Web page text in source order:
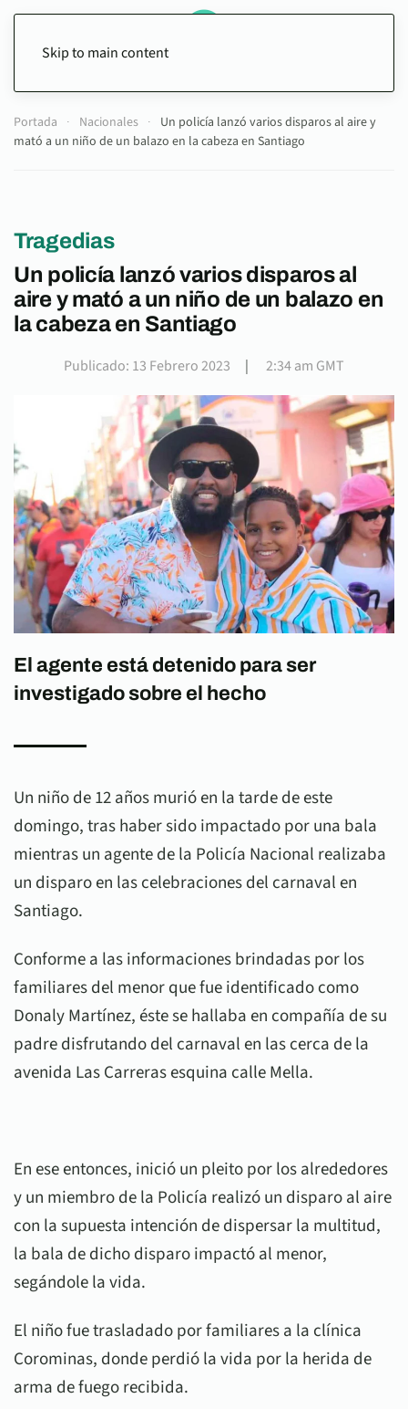
Skip to main content
Portada Nacionales
Un policía lanzó varios disparos al aire y
mató a un niño de un balazo en la cabeza en Santiago
Tragedias
Un policía lanzó varios disparos al
aire y mató a un niño de un balazo en
la cabeza en Santiago
Publicado: 13 Febrero 2023 | 2:34 am GMT
El agente está detenido para ser
investigado sobre el hecho
Un niño de 12 años murió en la tarde de este
domingo, tras haber sido impactado por una bala
mientras un agente de la Policía Nacional realizaba
un disparo en las celebraciones del carnaval en
Santiago.
Conforme a las informaciones brindadas por los
familiares del menor que fue identificado como
Donaly Martínez, éste se hallaba en compañía de su
padre disfrutando del carnaval en las cerca de la
avenida Las Carreras esquina calle Mella.
En ese entonces, inició un pleito por los alrededores
y un miembro de la Policía realizó un disparo al aire
con la supuesta intención de dispersar la multitud,
la bala de dicho disparo impactó al menor,
segándole la vida.
El niño fue trasladado por familiares a la clínica
Corominas, donde perdió la vida por la herida de
arma de fuego recibida.